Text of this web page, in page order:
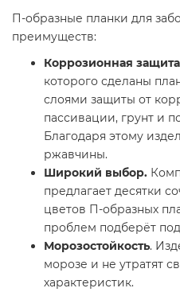
П-образные планки для
преимуществ:
Коррозионная
которого сделаны
слоями защиты от
пассивации, грунт и
Благодаря этому
ржавчины.
Широкий выбор.
предлагает десятки
цветов П-образных
проблем подберёт
Морозостойкость.
морозе и не утратят
характеристик.